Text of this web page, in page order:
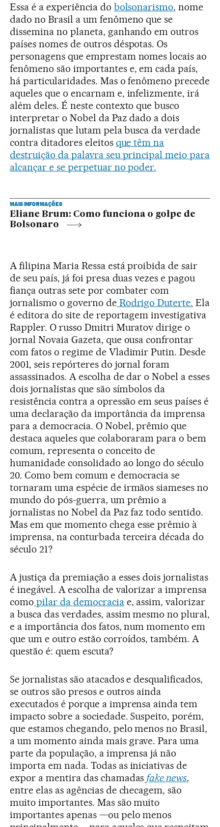
Essa é a experiência do bolsonarismo, nome
dado no Brasil a um fenômeno que se
dissemina no planeta, ganhando em outros
países nomes de outros déspotas. Os
personagens que emprestam nomes locais ao
fenômeno são importantes e, em cada país,
há particularidades. Mas o fenômeno precede
aqueles que o encarnam e, infelizmente, irá
além deles. É neste contexto que busco
interpretar o Nobel da Paz dado a dois
jornalistas que lutam pela busca da verdade
contra ditadores eleitos que têm na
destruição da palavra seu principal meio para
alcançar e se perpetuar no poder.
MAIS INFORMAÇÕES
Eliane Brum: Como funciona o golpe de
Bolsonaro
A filipina Maria Ressa está proibida de sair
de seu país, já foi presa duas vezes e pagou
fiança outras sete por combater com
jornalismo o governo deRodrigo Duterte. Ela
é editora do site de reportagem investigativa
Rappler. O russo Dmitri Muratov dirige o
jornal Novaia Gazeta, que ousa confrontar
com fatos o regime de Vladimir Putin. Desde
2001, seis repórteres do jornal foram
assassinados. A escolha de dar o Nobel a esses
dois jornalistas que são símbolos da
resistência contra a opressão em seus países é
uma declaração da importância da imprensa
para a democracia. O Nobel, prêmio que
destaca aqueles que colaboraram para o bem
comum, representa o conceito de
humanidade consolidado ao longo do século
20. Como bem comum e democracia se
tornaram uma espécie de irmãos siameses no
mundo do pós-guerra, um prêmio a
jornalistas no Nobel da Paz faz todo sentido.
Mas em que momento chega esse prêmio à
imprensa, na conturbada terceira década do
século 21?
A justiça da premiação a esses dois jornalistas
é inegável. A escolha de valorizar a imprensa
como pilar da democraciae, assim, valorizar
a busca das verdades, assim mesmo no plural,
e a importância dos fatos, num momento em
que um e outro estão corroídos, também. A
questão é: quem escuta?
Se jornalistas são atacados e desqualificados,
se outros são presos e outros ainda
executados é porque a imprensa ainda tem
impacto sobre a sociedade. Suspeito, porém,
que estamos chegando, pelo menos no Brasil,
a um momento ainda mais grave. Para uma
parte da população, a imprensa já não
importa em nada. Todas as iniciativas de
expor a mentira das chamadas fake news,
entre elas as agências de checagem, são
muito importantes. Mas são muito
importantes apenas —ou pelo menos